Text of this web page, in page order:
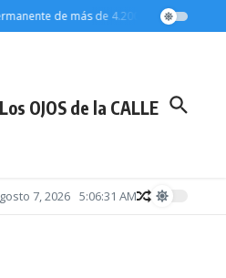
de más de 4.200 trabajadores estatales
Los OJOS de la CALLE
7, 2026 5:06:32 AM